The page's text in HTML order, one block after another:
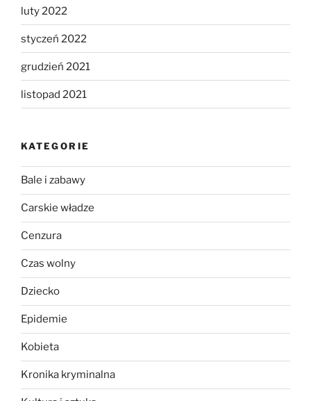
luty 2022
styczeń 2022
grudzień 2021
listopad 2021
KATEGORIE
Bale i zabawy
Carskie władze
Cenzura
Czas wolny
Dziecko
Epidemie
Kobieta
Kronika kryminalna